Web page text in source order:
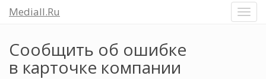
Mediall.Ru
Сообщить об ошибке
в карточке компании